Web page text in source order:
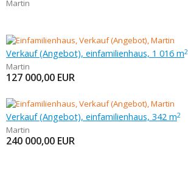
Martin
Verkauf (Angebot), einfamilienhaus, 1 016 m2
Martin
127 000,00 EUR
Verkauf (Angebot), einfamilienhaus, 342 m2
Martin
240 000,00 EUR